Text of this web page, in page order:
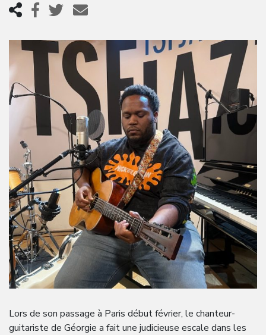
Lors de son passage à Paris début février, le chanteur-
guitariste de Géorgie a fait une judicieuse escale dans les